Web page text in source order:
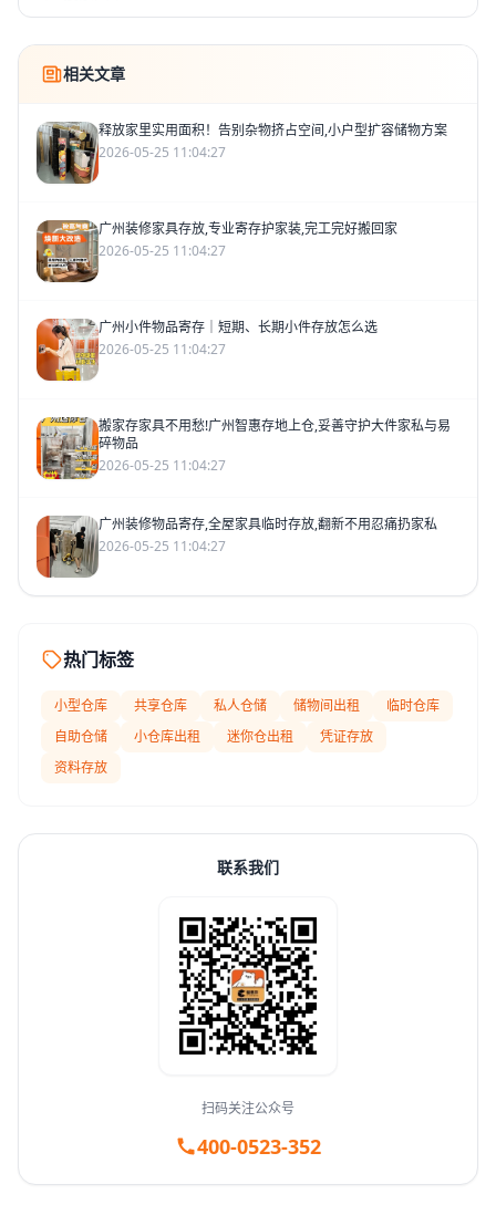
相关文章
释放家里实用面积！告别杂物挤占空间,小户型扩容储物方案
2026-05-25 11:04:27
广州装修家具存放,专业寄存护家装,完工完好搬回家
2026-05-25 11:04:27
广州小件物品寄存｜短期、长期小件存放怎么选
2026-05-25 11:04:27
搬家存家具不用愁!广州智惠存地上仓,妥善守护大件家私与易
碎物品
2026-05-25 11:04:27
广州装修物品寄存,全屋家具临时存放,翻新不用忍痛扔家私
2026-05-25 11:04:27
热门标签
小型仓库 共享仓库 私人仓储 储物间出租
临时仓库
自助仓储
小仓库出租 迷你仓出租
凭证存放
资料存放
联系我们
扫码关注公众号
400-0523-352